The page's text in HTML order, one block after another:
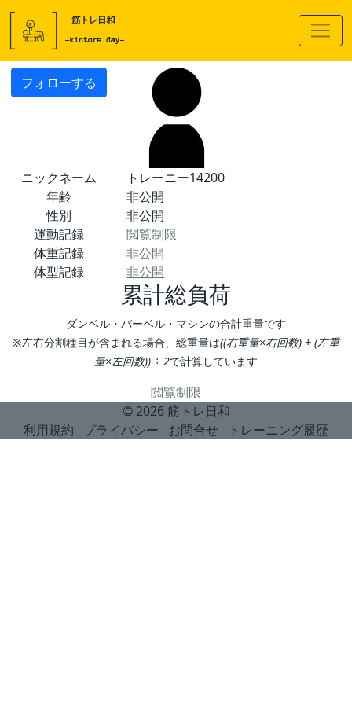
フォローする
ニックネーム
トレーニー14200
年齢
非公開
性別
非公開
運動記録
閲覧制限
体重記録
非公開
体型記録
非公開
累計総負荷
ダンベル・バーベル・マシンの合計重量です
※左右分割種目が含まれる場合、総重量は((右重量×右回数) + (左重
量×左回数)) ÷ 2で計算しています
閲覧制限
© 2026 筋トレ日和
利用規約
プライバシー お問合せ トレーニング履歴